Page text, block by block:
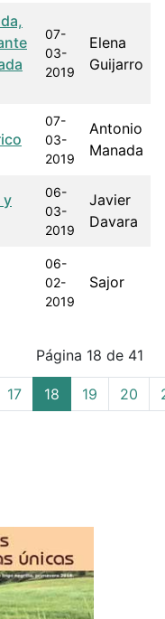
07-
03-
2019
Elena
Guijarro
07-
03-
2019
Antonio
Manada
y
06-
03-
2019
Javier
Davara
06-
02-
2019
Sajor
Página 18 de 41
17 18 19 20